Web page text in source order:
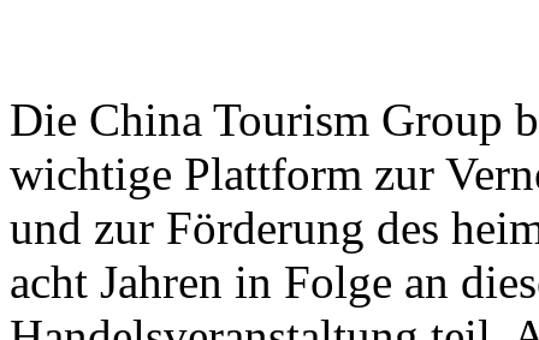
Die China Tourism Group
wichtige Plattform zur
und zur Förderung des
acht Jahren in Folge an